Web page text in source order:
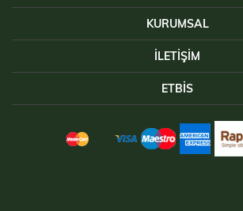
KURUMSAL
İLETIŞIM
ETBİS